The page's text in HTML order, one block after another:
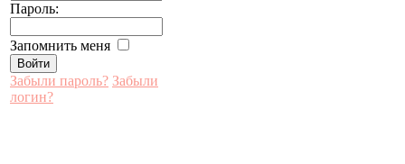
Пароль:
Запомнить меня
Забыли пароль? Забыли
логин?